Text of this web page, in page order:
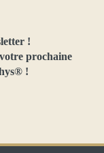
!
prochaine
!